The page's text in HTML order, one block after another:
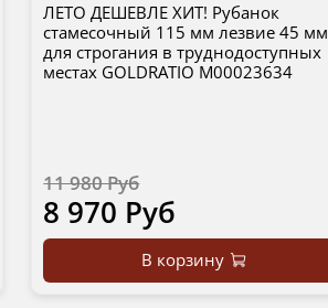
ЛЕТО ДЕШЕВЛЕ ХИТ! Рубанок
стамесочный 115 мм лезвие 45 мм
для строгания в труднодоступных
местах GOLDRATIO М00023634
11 980 Руб
8 970 Руб
В корзину